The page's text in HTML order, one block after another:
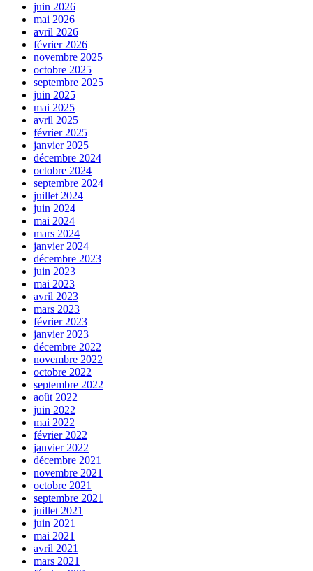
juin 2026
mai 2026
avril 2026
février 2026
novembre 2025
octobre 2025
septembre 2025
juin 2025
mai 2025
avril 2025
février 2025
janvier 2025
décembre 2024
octobre 2024
septembre 2024
juillet 2024
juin 2024
mai 2024
mars 2024
janvier 2024
décembre 2023
juin 2023
mai 2023
avril 2023
mars 2023
février 2023
janvier 2023
décembre 2022
novembre 2022
octobre 2022
septembre 2022
août 2022
juin 2022
mai 2022
février 2022
janvier 2022
décembre 2021
novembre 2021
octobre 2021
septembre 2021
juillet 2021
juin 2021
mai 2021
avril 2021
mars 2021